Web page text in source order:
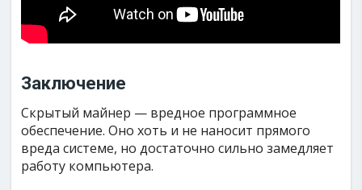
Заключение
Скрытый майнер — вредное программное
обеспечение. Оно хоть и не наносит прямого
вреда системе, но достаточно сильно замедляет
работу компьютера.